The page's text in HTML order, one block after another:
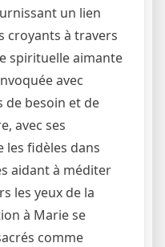
un lien
croyants à travers
spirituelle aimante
avec
de besoin et de
avec ses
les fidèles dans
aidant à méditer
les yeux de la
à Marie se
comme